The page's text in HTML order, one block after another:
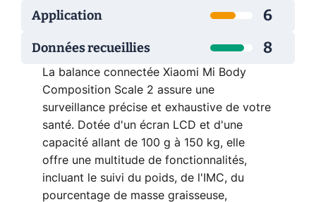
Application 6
Données recueillies 8
La balance connectée Xiaomi Mi Body
Composition Scale 2 assure une
surveillance précise et exhaustive de votre
santé. Dotée d'un écran LCD et d'une
capacité allant de 100 g à 150 kg, elle
offre une multitude de fonctionnalités,
incluant le suivi du poids, de l'IMC, du
pourcentage de masse graisseuse,